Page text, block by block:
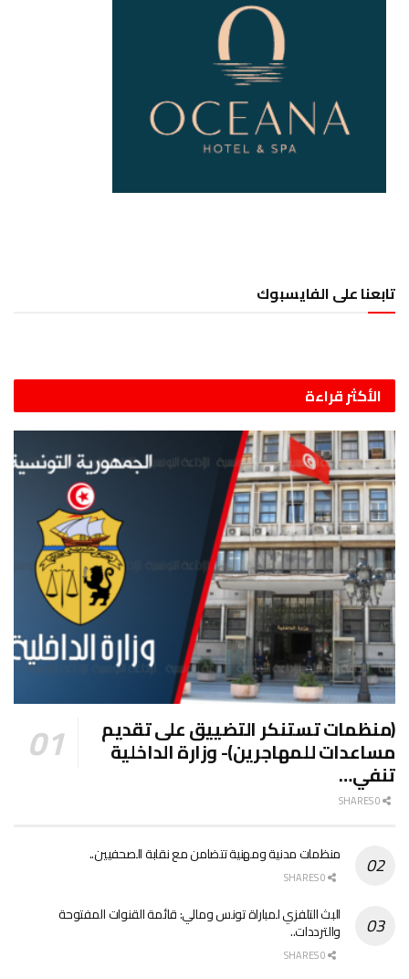
تابعنا على الفايسبوك
الأكثر قراءة
(منظمات تستنكر التضييق على تقديم
مساعدات للمهاجرين)- وزارة الداخلية
تنفي…
منظمات مدنية ومهنية تتضامن مع نقابة الصحفيين..
البث التلفزي لمباراة تونس ومالي: قائمة القنوات المفتوحة
والترددات..